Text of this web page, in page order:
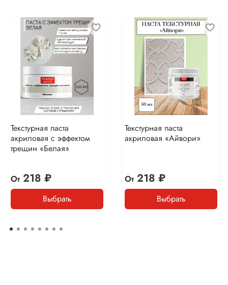
Текстурная паста
акриловая с эффектом
трещин «Белая»
От218 ₽
Выбрать
Текстурная паста
акриловая «Айвори»
От218 ₽
Выбрать